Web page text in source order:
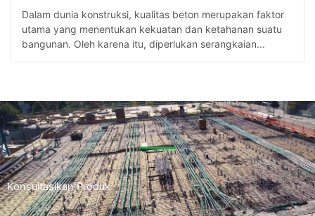
Dalam dunia konstruksi, kualitas beton merupakan faktor
utama yang menentukan kekuatan dan ketahanan suatu
bangunan. Oleh karena itu, diperlukan serangkaian...
Konsultasikan Produk